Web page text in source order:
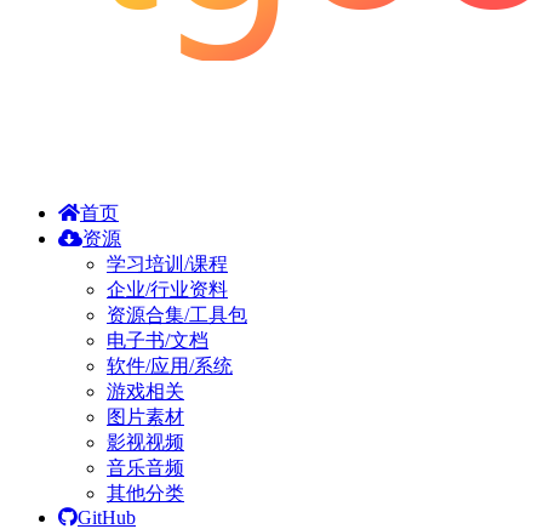
首页
资源
学习培训/课程
企业/行业资料
资源合集/工具包
电子书/文档
软件/应用/系统
游戏相关
图片素材
影视视频
音乐音频
其他分类
GitHub